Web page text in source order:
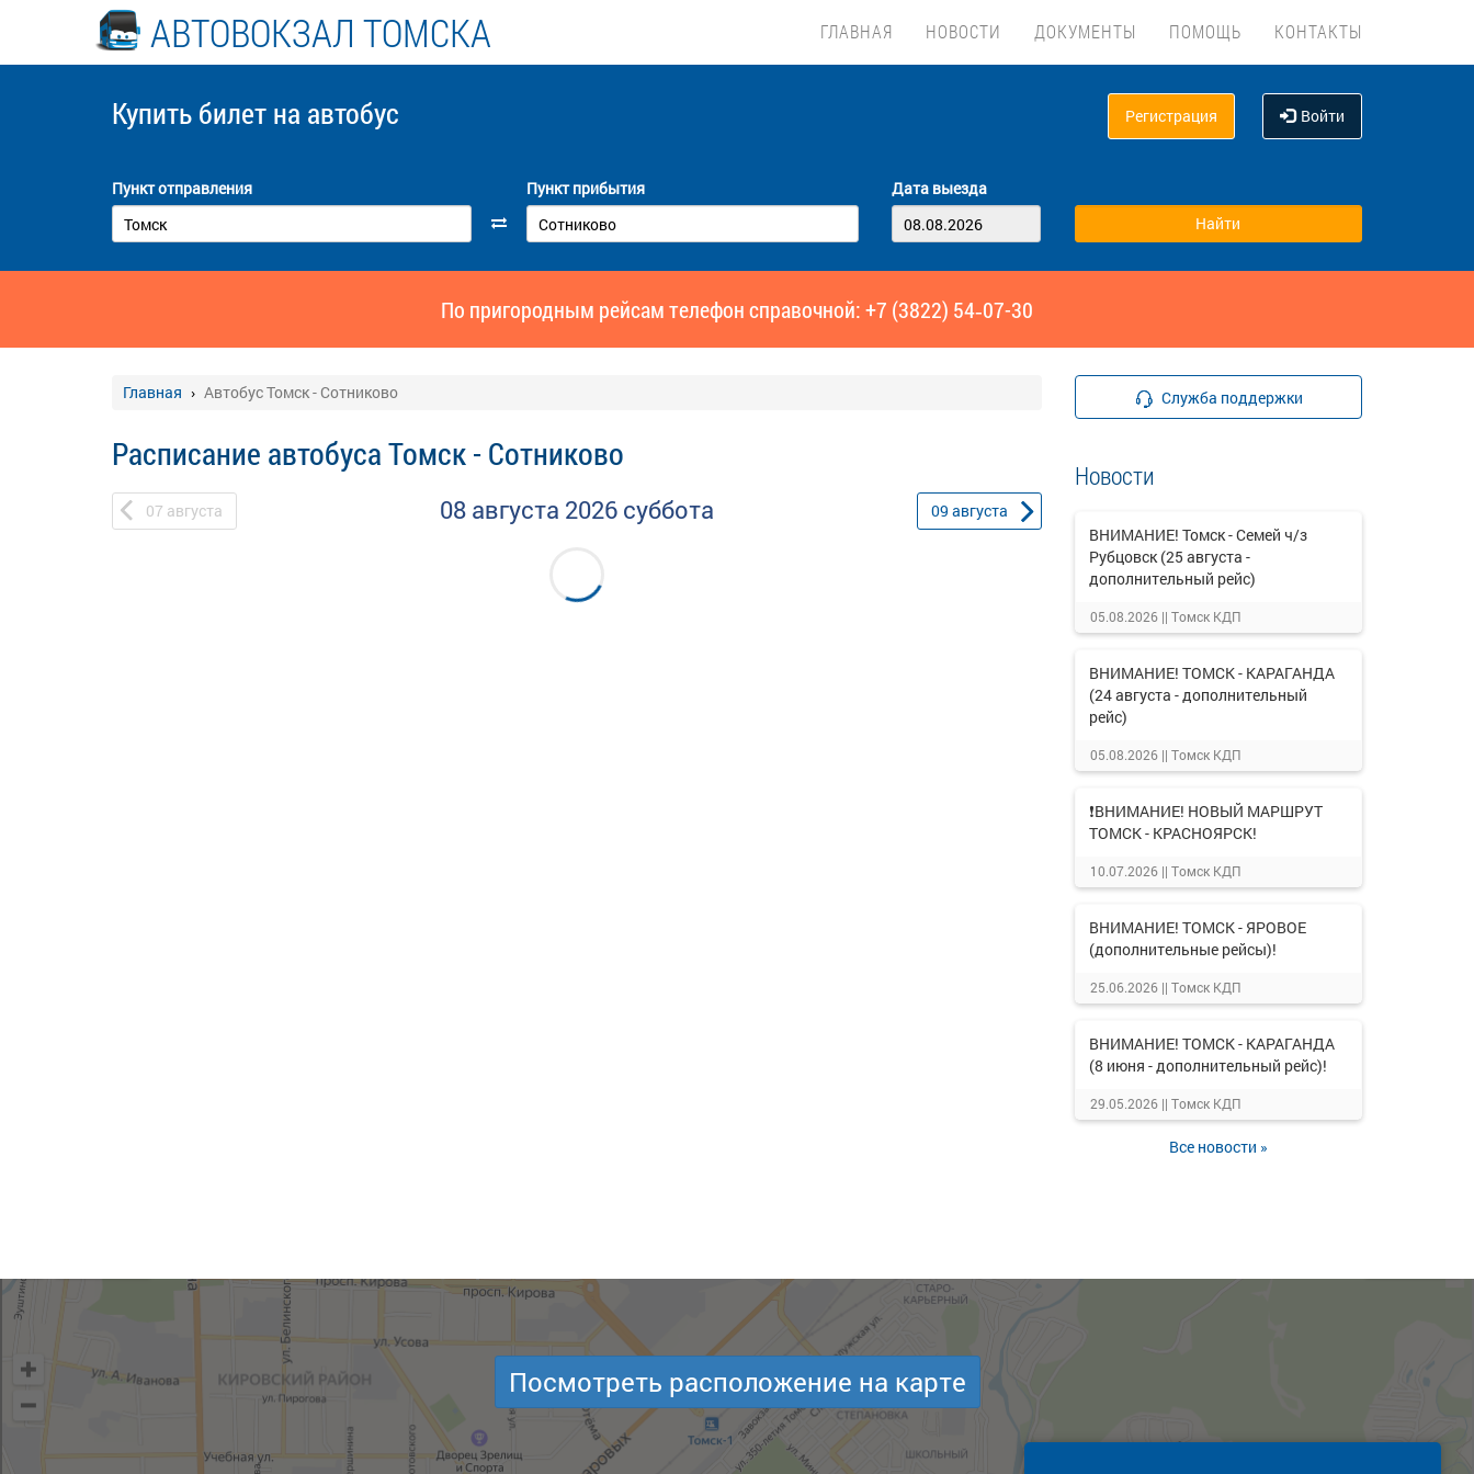
АВТОВОКЗАЛ ТОМСКА ГЛАВНАЯ НОВОСТИ ДОКУМЕНТЫ ПОМОЩЬ КОНТАКТЫ
Купить билет на автобус Регистрация Войти
Пункт отправления Пункт прибытия Дата выезда
По пригородным рейсам телефон справочной: +7 (3822) 54‑07-30
Главная Автобус Томск - Сотниково
Расписание автобуса Томск - Сотниково
07 августа 08 августа 2026 суббота 09 августа
Служба поддержки
Новости
ВНИМАНИЕ! Томск - Семей ч/з
Рубцовск (25 августа -
дополнительный рейс)
05.08.2026 || Томск КДП
ВНИМАНИЕ! ТОМСК - КАРАГАНДА
(24 августа - дополнительный
рейс)
05.08.2026 || Томск КДП
❗ВНИМАНИЕ! НОВЫЙ МАРШРУТ
ТОМСК - КРАСНОЯРСК!
10.07.2026 || Томск КДП
ВНИМАНИЕ! ТОМСК - ЯРОВОЕ
(дополнительные рейсы)!
25.06.2026 || Томск КДП
ВНИМАНИЕ! ТОМСК - КАРАГАНДА
(8 июня - дополнительный рейс)!
29.05.2026 || Томск КДП
Все новости »
Посмотреть расположение на карте